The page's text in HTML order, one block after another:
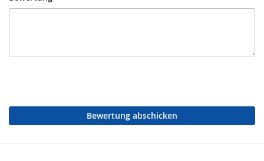
Bewertung abschicken